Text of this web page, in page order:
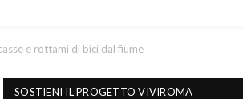
e rottami di bici dal fiume
SOSTIENI IL PROGETTO VIVIROMA